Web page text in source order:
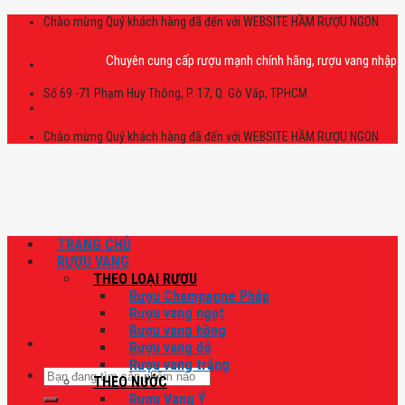
Skip
Chào mừng Quý khách hàng đã đến với WEBSITE HẦM RƯỢU NGON
Chuyên cung cấp rượu mạnh chính hãng, rượu vang nhập khẩu
Số 69 -71 Phạm Huy Thông, P. 17, Q. Gò Vấp, TPHCM
Chào mừng Quý khách hàng đã đến với WEBSITE HẦM RƯỢU NGON
Tìm
kiếm:
TRANG CHỦ
RƯỢU VANG
THEO LOẠI RƯỢU
Rượu Champagne Pháp
Rượu vang ngọt
Rượu vang hồng
Rượu vang đỏ
Rượu vang trắng
THEO NƯỚC
Rượu Vang Ý